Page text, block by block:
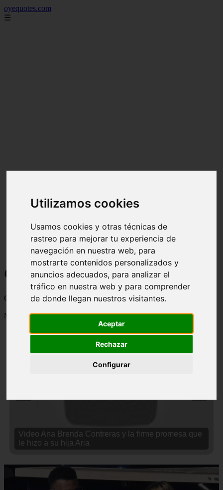
Utilizamos cookies
Usamos cookies y otras técnicas de
rastreo para mejorar tu experiencia de
navegación en nuestra web, para
mostrarte contenidos personalizados y
anuncios adecuados, para analizar el
tráfico en nuestra web y para comprender
de donde llegan nuestros visitantes.
Aceptar
Rechazar
Configurar
oyequotes.com
☰
Curiosidades y Sabias que
Cosas curiosas, curiosidades, noticias impactantes y mucho mas
Mostrando 1 - 24 de 2833 artículos
Video Ana Brenda Contreras y la firme promesa que
le hizo a su hija Aria